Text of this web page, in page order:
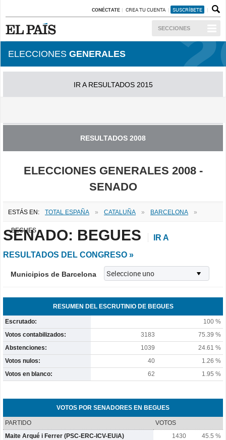
CONÉCTATE CREA TU CUENTA SUSCRÍBETE
SECCIONES
ELECCIONES GENERALES
IR A RESULTADOS 2015
RESULTADOS 2008
ELECCIONES GENERALES 2008 -
SENADO
ESTÁS EN: TOTAL ESPAÑA » CATALUÑA » BARCELONA »
BEGUES
SENADO: BEGUES
IR A
RESULTADOS DEL CONGRESO »
Municipios de Barcelona
RESUMEN DEL ESCRUTINIO DE BEGUES
Escrutado:
100 %
Votos contabilizados:
3183
75.39 %
Abstenciones:
1039
24.61 %
Votos nulos:
40
1.26 %
Votos en blanco:
62 1.95 %
VOTOS POR SENADORES EN BEGUES
PARTIDO
VOTOS
Maite Arqué i Ferrer (PSC-ERC-ICV-EUiA)
1430
45.5 %